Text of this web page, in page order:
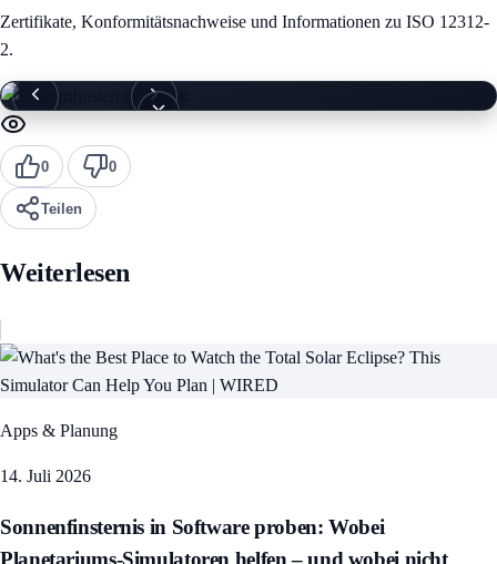
Zertifikate, Konformitätsnachweise und Informationen zu ISO 12312-
2.
0 0
Teilen
Weiterlesen
Apps & Planung
14. Juli 2026
Sonnenfinsternis in Software proben: Wobei
Planetariums-Simulatoren helfen – und wobei nicht